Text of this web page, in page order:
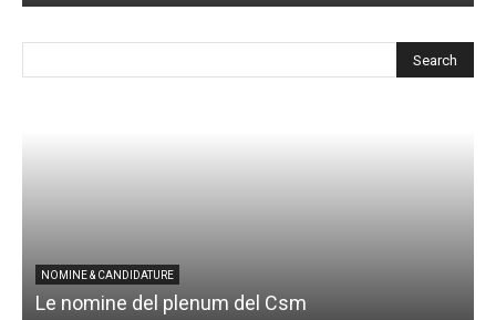
NOMINE & CANDIDATURE
Le nomine del plenum del Csm